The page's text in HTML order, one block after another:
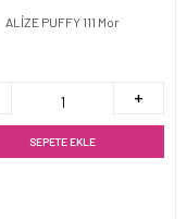
ALİZE PUFFY 111 Mor
SEPETE EKLE